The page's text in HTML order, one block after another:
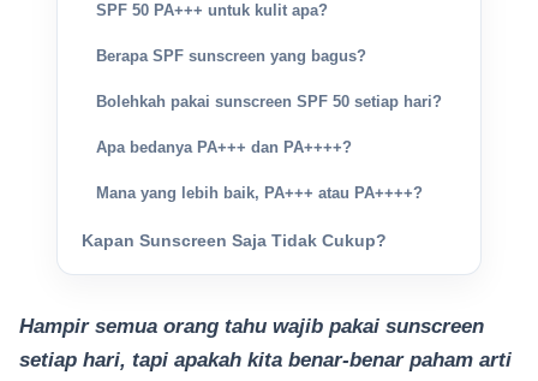
SPF 50 PA+++ untuk kulit apa?
Berapa SPF sunscreen yang bagus?
Bolehkah pakai sunscreen SPF 50 setiap hari?
Apa bedanya PA+++ dan PA++++?
Mana yang lebih baik, PA+++ atau PA++++?
Kapan Sunscreen Saja Tidak Cukup?
Hampir semua orang tahu wajib pakai sunscreen
setiap hari, tapi apakah kita benar-benar paham arti